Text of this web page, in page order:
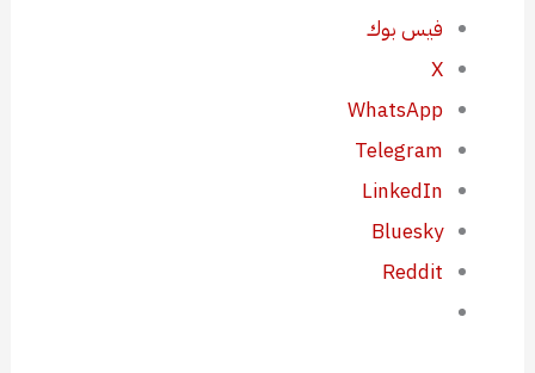
فيس بوك
X
WhatsApp
Telegram
LinkedIn
Bluesky
Reddit